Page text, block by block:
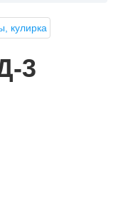
3